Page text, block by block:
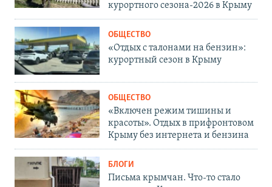
курортного сезона-2026 в Крыму
ОБЩЕСТВО
«Отдых с талонами на бензин»:
курортный сезон в Крыму
ОБЩЕСТВО
«Включен режим тишины и
красоты». Отдых в прифронтовом
Крыму без интернета и бензина
БЛОГИ
Письма крымчан. Что-то стало